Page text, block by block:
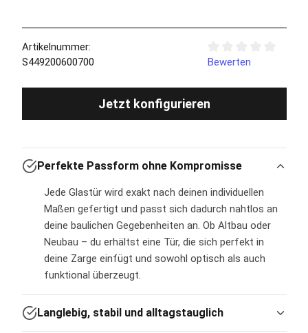
Artikelnummer:
S449200600700
Durchschnittliche
Bewerten
Jetzt konfigurieren
Perfekte Passform ohne Kompromisse
Jede Glastür wird exakt nach deinen individuellen
Maßen gefertigt und passt sich dadurch nahtlos an
deine baulichen Gegebenheiten an. Ob Altbau oder
Neubau – du erhältst eine Tür, die sich perfekt in
deine Zarge einfügt und sowohl optisch als auch
funktional überzeugt.
Langlebig, stabil und alltagstauglich